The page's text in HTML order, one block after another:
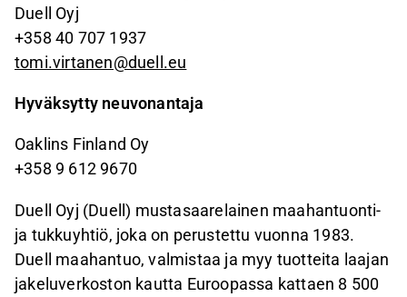
Duell Oyj
+358 40 707 1937
tomi.virtanen@duell.eu
Hyväksytty neuvonantaja
Oaklins Finland Oy
+358 9 612 9670
Duell Oyj (Duell) mustasaarelainen maahantuonti-
ja tukkuyhtiö, joka on perustettu vuonna 1983.
Duell maahantuo, valmistaa ja myy tuotteita laajan
jakeluverkoston kautta Euroopassa kattaen 8 500